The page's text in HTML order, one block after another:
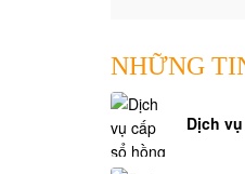
NHỮNG
Dịch